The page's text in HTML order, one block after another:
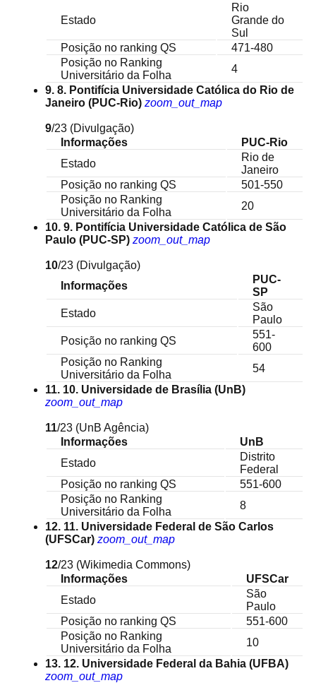
Estado
Rio
Grande do
Sul
Posição no ranking QS
471-480
Posição no Ranking
Universitário da Folha
4
9. 8. Pontifícia Universidade Católica do Rio de
Janeiro (PUC-Rio) zoom_out_map
9/23 (Divulgação)
Informações
PUC-Rio
Estado
Rio de
Janeiro
Posição no ranking QS
501-550
Posição no Ranking
Universitário da Folha
20
10. 9. Pontifícia Universidade Católica de São
Paulo (PUC-SP) zoom_out_map
10/23 (Divulgação)
Informações
PUC-
SP
Estado
São
Paulo
Posição no ranking QS
551-
600
Posição no Ranking
Universitário da Folha
54
11. 10. Universidade de Brasília (UnB)
zoom_out_map
11/23 (UnB Agência)
Informações
UnB
Estado
Distrito
Federal
Posição no ranking QS
551-600
Posição no Ranking
Universitário da Folha
8
12. 11. Universidade Federal de São Carlos
(UFSCar) zoom_out_map
12/23 (Wikimedia Commons)
Informações
UFSCar
Estado
São
Paulo
Posição no ranking QS
551-600
Posição no Ranking
Universitário da Folha
10
13. 12. Universidade Federal da Bahia (UFBA)
zoom_out_map